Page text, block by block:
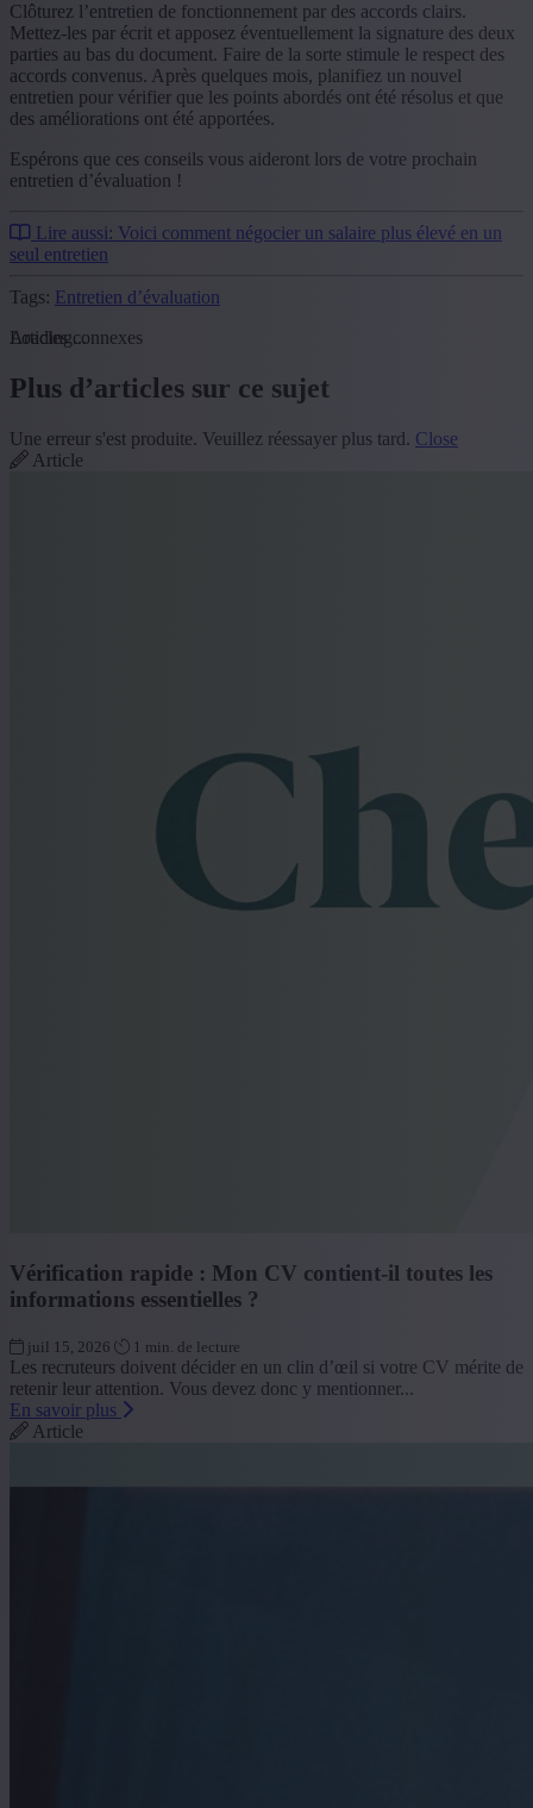
Clôturez l’entretien de fonctionnement par des accords clairs.
Mettez-les par écrit et apposez éventuellement la signature des deux
parties au bas du document. Faire de la sorte stimule le respect des
accords convenus. Après quelques mois, planifiez un nouvel
entretien pour vérifier que les points abordés ont été résolus et que
des améliorations ont été apportées.
Espérons que ces conseils vous aideront lors de votre prochain
entretien d’évaluation !
Lire aussi: Voici comment négocier un salaire plus élevé en un
seul entretien
Tags: Entretien d’évaluation
Loading...
Articles connexes
Plus d’articles sur ce sujet
Une erreur s'est produite. Veuillez réessayer plus tard. Close
Article
Vérification rapide : Mon CV contient-il toutes les
informations essentielles ?
juil 15, 2026 1 min. de lecture
Les recruteurs doivent décider en un clin d’œil si votre CV mérite de
retenir leur attention. Vous devez donc y mentionner...
En savoir plus
Article